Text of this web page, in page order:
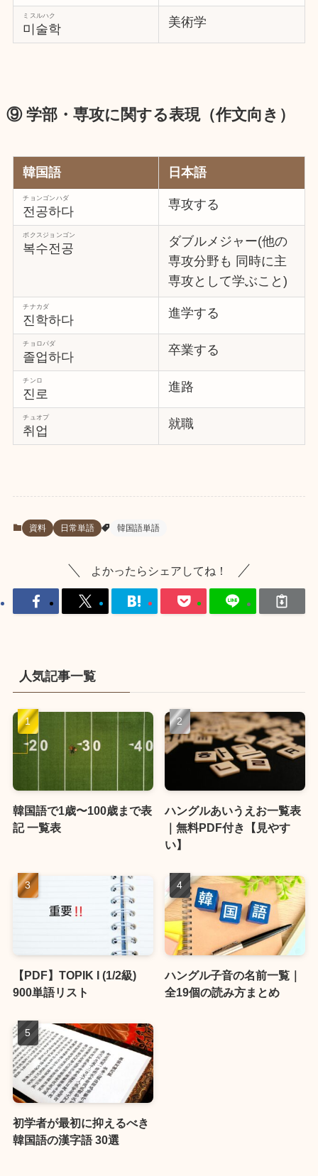
미술학
ミスルハク 美術学
⑨ 学部・専攻に関する表現（作文向き）
韓国語 日本語
전공하다
チョンゴンハダ 専攻する
복수전공
ボクスジョンゴン
ダブルメジャー(他の
専攻分野も 同時に主
専攻として学ぶこと)
진학하다
チナカダ 進学する
졸업하다
チョロパダ 卒業する
진로
チンロ 進路
취업
チュオプ 就職
資料 日常単語 韓国語単語
よかったらシェアしてね！
人気記事一覧
韓国語で1歳〜100歳まで表
記 一覧表
ハングルあいうえお一覧表
｜無料PDF付き【見やす
い】
【PDF】TOPIK I (1/2級)
900単語リスト
ハングル子音の名前一覧｜
全19個の読み方まとめ
初学者が最初に抑えるべき
韓国語の漢字語 30選